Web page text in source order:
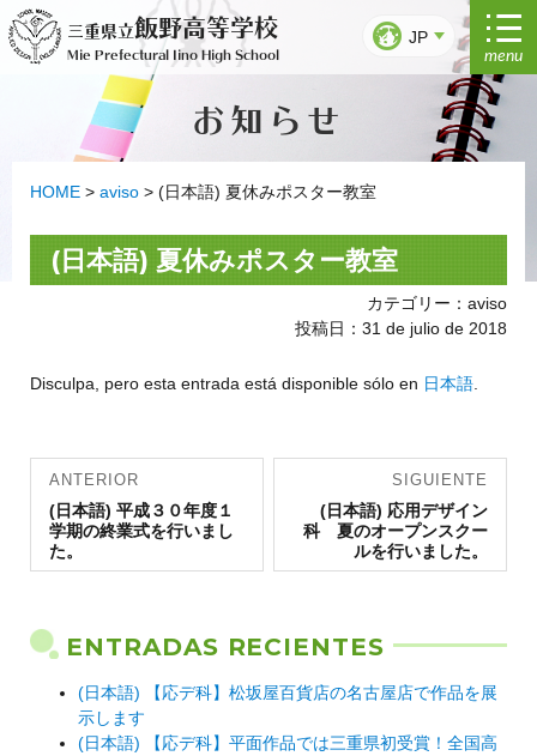
al
contenido
三重県立飯野高等学校
Mie Prefectural Iino High School
JP
menu
お知らせ
HOME > aviso > (日本語) 夏休みポスター教室
(日本語) 夏休みポスター教室
カテゴリー：aviso
投稿日：31 de julio de 2018
Disculpa, pero esta entrada está disponible sólo en 日本語
Navegación
de
entradas
ANTERIOR
Entrada
anterior:
(日本語) 平成３０年度１
学期の終業式を行いまし
た。
SIGUIENTE
Entrada
siguiente:
(日本語) 応用デザイン
科 夏のオープンスクー
ルを行いました。
ENTRADAS RECIENTES
(日本語) 【応デ科】松坂屋百貨店の名古屋店で作品を展
示します
(日本語) 【応デ科】平面作品では三重県初受賞！全国高